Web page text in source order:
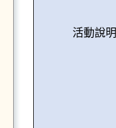
活動說明